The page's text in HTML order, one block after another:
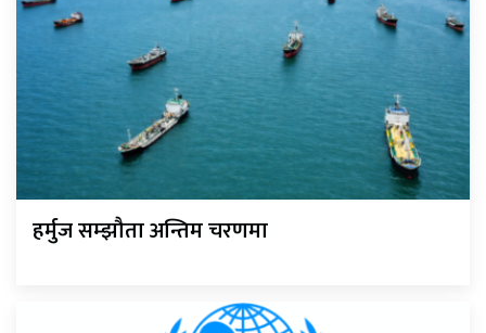
हर्मुज सम्झौता अन्तिम चरणमा